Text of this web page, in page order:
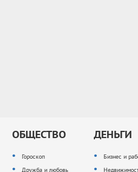
ОБЩЕСТВО
Гороскоп
Дружба и любовь
ДЕНЬГИ
Бизнес и